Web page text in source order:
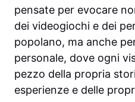
pensate per evocare
dei videogiochi e dei
popolano, ma anche
personale, dove ogni
pezzo della propria
esperienze e delle